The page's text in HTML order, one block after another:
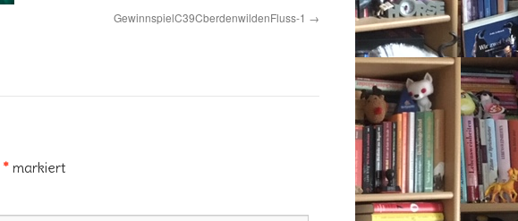
GewinnspielC39CberdenwildenFluss-1
* markiert